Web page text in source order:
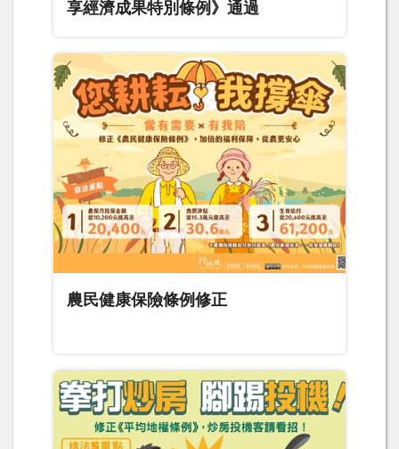
享經濟成果特別條例》通過
農民健康保險條例修正